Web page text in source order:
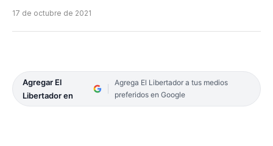
17 de octubre de 2021
Agregar El
Libertador en
Agrega El Libertador a tus medios
preferidos en Google